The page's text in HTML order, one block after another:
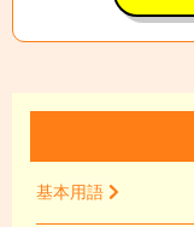
基本用語